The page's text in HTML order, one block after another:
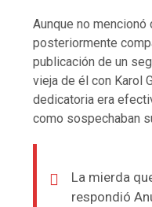
Aunque no
posteriormente
publicación de un
vieja de él con Karol
dedicatoria era
como sospechaban
La mierda
respondió